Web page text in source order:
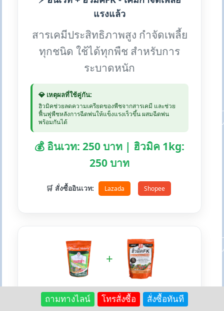
แรงแล้ว
สารเคมีประสิทธิภาพสูง กำจัดเพลี้ย
ทุกชนิด ใช้ได้ทุกพืช สำหรับการ
ระบาดหนัก
💎 เหตุผลที่ใช้คู่กัน:
ฮิวมิคช่วยลดความเครียดของพืชจากสารเคมี และช่วย
ฟื้นฟูพืชหลังการฉีดพ่นให้แข็งแรงเร็วขึ้น ผสมฉีดพ่น
พร้อมกันได้
💰 อินเวท: 250 บาท | ฮิวมิค 1kg:
250 บาท
🛒 สั่งซื้ออินเวท: Lazada Shopee
+
💚 แม็กซ่า + ฮิวมิคFK - สร้างภูมิต้านทาน
ถามทางไลน์ โทรสั่งซื้อ สั่งซื้อทันที